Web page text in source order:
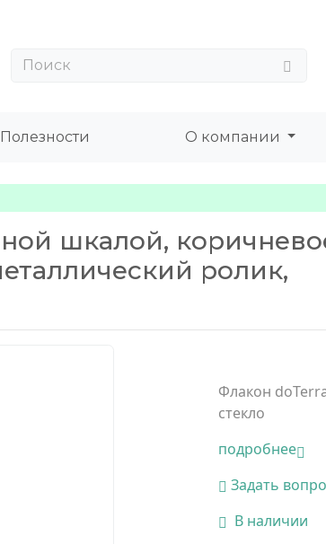
Полезности О компании
шкалой,
ролик,
Флакон
стекло
подробнее
Задать
В наличии